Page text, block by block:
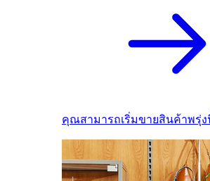
คุณสามารถเริ่มขายสินค้าพรุ่ง